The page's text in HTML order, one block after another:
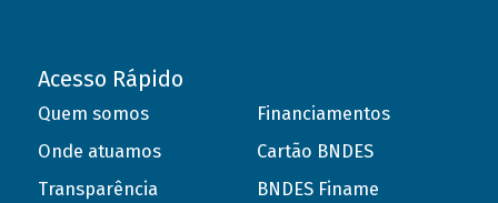
Acesso Rápido
Quem somos
Onde atuamos
Transparência
Financiamentos
Cartão BNDES
BNDES Finame